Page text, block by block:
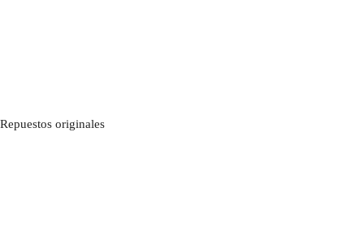
Repuestos originales